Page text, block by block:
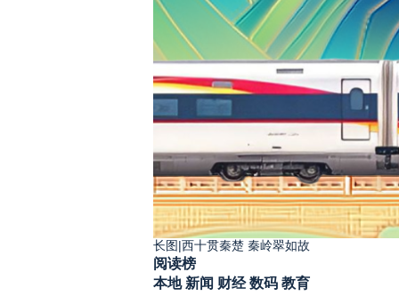
长图|西十贯秦楚 秦岭翠如故
阅读榜
本地 新闻 财经 数码 教育